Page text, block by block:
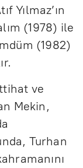
Yılmaz’ın
(1978) ile
(1982)
ve
Mekin,
Turhan